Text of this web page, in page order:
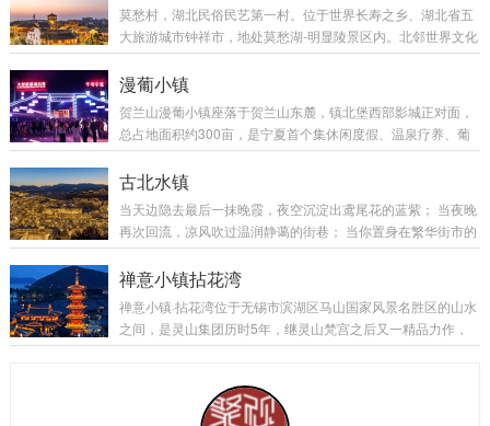
多彩的夜间民族村，向全世界呈现七彩云南的美丽形象。同
时，更有助于推动区域内“夜”经济的发展，和周边海埂公园和
旅游升级转型。此次民族村自2020年...
莫愁村，湖北民俗民艺第一村。位于世界长寿之乡、湖北省五
大旅游城市钟祥市，地处莫愁湖-明显陵景区内。北邻世界文化
遗产明显陵，南依莫愁湖国家级湿地公园。莫愁村，因楚国歌
舞艺术家莫愁女生长于此而得名。千百年来，围绕莫愁村、莫
事、为历代文人墨客所倾慕寻访。 2015年10月，尘封历史记
忆里的古村，随着的开发而迎来了新生，定位于“荆楚原乡、长
岁湾·古作餐饮区、桃...
漫葡小镇
贺兰山漫葡小镇座落于贺兰山东麓，镇北堡西部影城正对面，
总占地面积约300亩，是宁夏首个集休闲度假、温泉疗养、葡
萄酒文化体验、美食购物、特色民宿、夜生活为一体的综合型
特色旅游小镇。其中，位于漫葡小镇中心广场的贺兰山星空夜
空、逛夜市、赏声光电夜景秀、参与永不落幕的音乐盛宴。夜
市小吃大有特色，由通过大众公投、官方认证的宁夏美食必吃
古北水镇
当天边隐去最后一抹晚霞，夜空沉淀出鸢尾花的蓝紫； 当夜晚
再次回流，凉风吹过温润静蔼的街巷； 当你置身在繁华街市的
某个寂静角落，转而回望星空下的小镇， 熟悉的小街、热闹的
广场、高耸的城楼、静默的石桥……许多事物，都有了新的光
夜晚再次回流，凉风吹过温润静蔼的街巷； 当你置身在繁华街
市的某个寂静角落，转而回望星空下的小镇， 熟悉的小街、热
禅意小镇拈花湾
禅意小镇·拈花湾位于无锡市滨湖区马山国家风景名胜区的山水
之间，是灵山集团历时5年，继灵山梵宫之后又一精品力作，
于2015年11月14日开放。这里向来有“净空、净土、净水”之
的灵山大佛依山为邻，可以说是得尽天地人文灵气。 “拈花
湾”的命名，一方面源于灵山会上佛祖拈花而迦叶微笑的经典故